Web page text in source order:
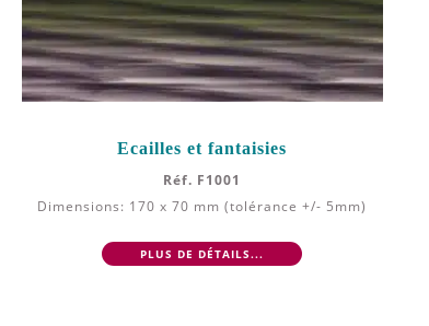
Ecailles et fantaisies
Réf. F1001
Dimensions: 170 x 70 mm (tolérance +/- 5mm)
PLUS DE DÉTAILS...